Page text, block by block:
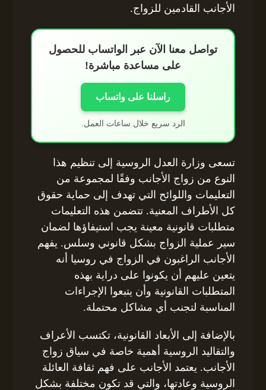
الأجانب القادمين للزواج.
تواصل معنا الآن عبر الواتساب للحصول
على مساعدة مباشرة!
راسلنا على واتساب
الرد سريع خلال ساعات العمل.
تسعى وزارة العدل الروسية إلى تنظيم هذا
النوع من زواج الأجانب وفقًا لمجموعة من
التعليمات واللوائح التي تهدف إلى حماية حقوق
كل الأطراف المعنية. تتضمن هذه التعليمات
متطلبات قانونية معينة يجب استيفاؤها لضمان
سير عملية الزواج بشكل قانوني وسلس. يفهم
الأجانب الراغبون في الزواج في روسيا أنه
يتعين عليهم أن يكونوا على دراية بهذه
المتطلبات القانونية وأن يتبعوا الإجراءات
المناسبة لتجنب أي مشاكل محتملة.
بالإضافة إلى الأبعاد القانونية، تكتسب الأعراف
والتقاليد الروسية أهمية خاصة في سياق زواج
الأجانب. يعتمد الأجانب على فهم ثقافة العائلة
الروسية وعادتها، والتي قد تكون مختلفة بشكل